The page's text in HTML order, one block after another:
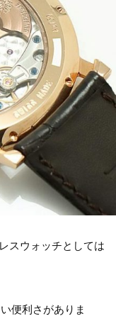
スウォッチとしては
便利さがありま